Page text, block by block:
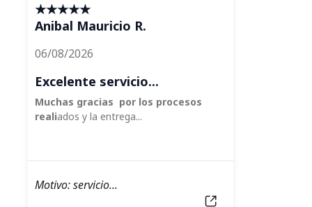
★★★★★
Anibal Mauricio R.
06/08/2026
Excelente servicio...
Muchas gracias por los procesos
realiados y la entrega...
Motivo: servicio...